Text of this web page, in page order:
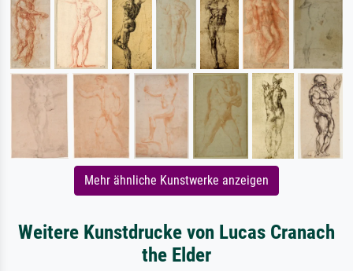
Mehr ähnliche Kunstwerke anzeigen
Weitere Kunstdrucke von Lucas Cranach
the Elder